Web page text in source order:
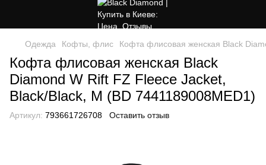
Одежда Кофты, флис Кофта флисовая женская Black
Кофта флисовая женская Black
Diamond W Rift FZ Fleece Jacket,
Black/Black, M (BD 7441189008MED1)
Артикул: 793661726708 Оставить отзыв